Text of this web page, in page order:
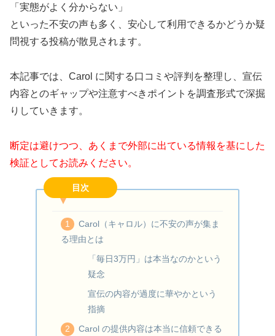
「実態がよく分からない」
といった不安の声も多く、安心して利用できるかどうか疑
問視する投稿が散見されます。
本記事では、Carol に関する口コミや評判を整理し、宣伝
内容とのギャップや注意すべきポイントを調査形式で深掘
りしていきます。
断定は避けつつ、あくまで外部に出ている情報を基にした
検証としてお読みください。
目次
Carol（キャロル）に不安の声が集ま
る理由とは
「毎日3万円」は本当なのかという
疑念
宣伝の内容が過度に華やかという
指摘
Carol の提供内容は本当に信頼できる